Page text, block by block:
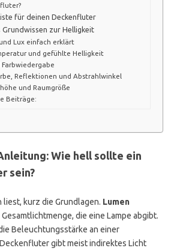
für deinen Deckenfluter
Grundwissen zur Helligkeit
Lux einfach erklärt
und gefühlte Helligkeit
Farbwiedergabe
Reflektionen und Abstrahlwinkel
und Raumgröße
Beiträge:
Wie hell sollte ein
sein?
liest, kurz die Grundlagen. Lumen
die eine Lampe abgibt.
Beleuchtungsstärke an einer
gibt meist indirektes Licht